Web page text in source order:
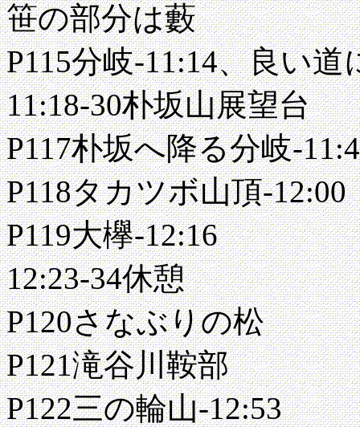
笹の部分は藪
P115分岐-11:14、良い道
11:18-30朴坂山展望台
P117朴坂へ降る分岐-
P118タカツボ山頂-12:00
P119大欅-12:16
12:23-34休憩
P120さなぶりの松
P121滝谷川鞍部
P122三の輪山-12:53